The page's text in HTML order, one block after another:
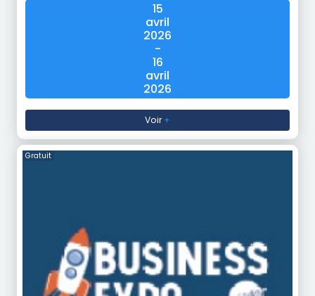
15
avril
2026
-
16
avril
2026
Voir+
Gratuit